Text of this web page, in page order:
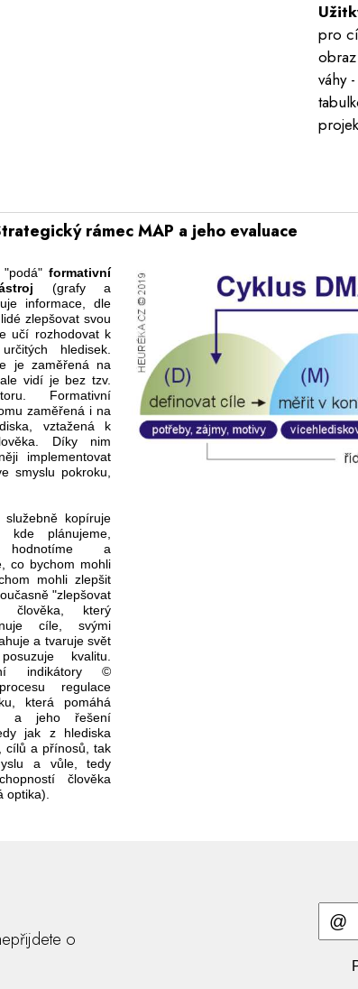
pro
váhy
rámec MAP a jeho evaluace
"podá"formativní
(grafy a
informace, dle
zlepšovat svou
učí rozhodovat k
hledisek.
je zaměřená na
vidí je bez tzv.
Formativní
zaměřená i na
vztažená k
Díky nim
implementovat
smyslu pokroku,
služebně kopíruje
kde plánujeme,
hodnotíme a
co bychom mohli
mohli zlepšit
"zlepšovat
člověka, který
cíle, svými
a tvaruje svět
kvalitu.
indikátory ©
regulace
která pomáhá
a jeho řešení
jak z hlediska
cílů a přínosů, tak
a vůle, tedy
člověka
optika).
o